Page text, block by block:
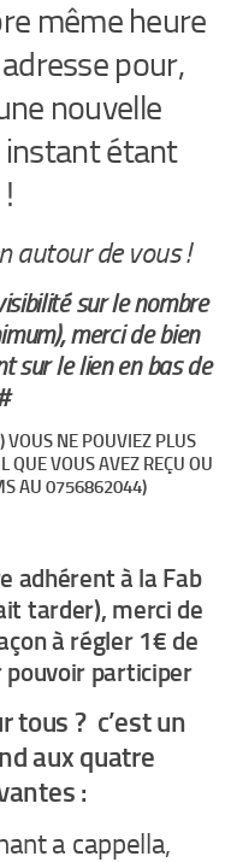
même heure
pour,
nouvelle
instant étant
autour de vous !
sur le nombre
merci de bien
sur le lien en bas de
VOUS NE POUVIEZ PLUS
QUE VOUS AVEZ REÇU OU
AU 0756862044)
adhérent à la Fab
tarder), merci de
à régler 1€ de
participer
tous ? c’est un
aux quatre
:
a cappella,